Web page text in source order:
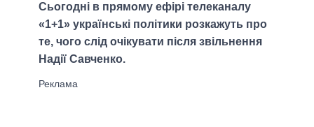
Сьогодні в прямому ефірі телеканалу
«1+1» українські політики розкажуть про
те, чого слід очікувати після звільнення
Надії Савченко.